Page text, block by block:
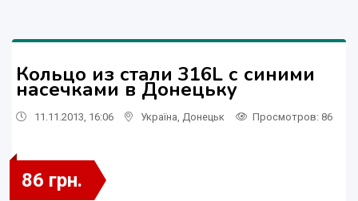
Кольцо из стали 316L с синими
насечками в Донецьку
11.11.2013, 16:06 Україна Донецьк Просмотров: 86
86 грн.